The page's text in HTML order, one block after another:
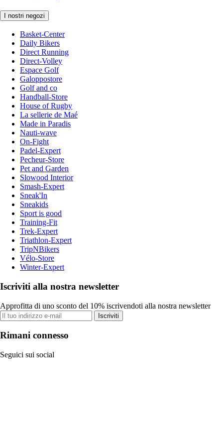
I nostri negozi
Basket-Center
Daily Bikers
Direct Running
Direct-Volley
Espace Golf
Galoppostore
Golf and co
Handball-Store
House of Rugby
La sellerie de Maé
Made in Paradis
Nauti-wave
On-Fight
Padel-Expert
Pecheur-Store
Pet and Garden
Slowood Interior
Smash-Expert
Sneak'In
Sneakids
Sport is good
Training-Fit
Trek-Expert
Triathlon-Expert
TripNBikers
Vélo-Store
Winter-Expert
Iscriviti alla nostra newsletter
Approfitta di uno sconto del 10% iscrivendoti alla nostra newsletter
Iscriviti
Rimani connesso
Seguici sui social